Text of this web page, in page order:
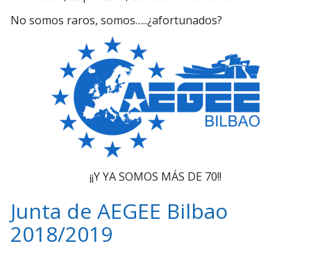
No somos raros, somos…..¿afortunados?
¡¡Y YA SOMOS MÁS DE 70!!
Junta de AEGEE Bilbao
2018/2019